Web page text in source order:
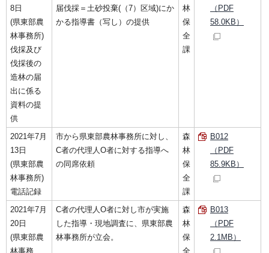
8日
(県東部農
林事務所)
伐採及び
伐採後の
造林の届
出に係る
資料の提
供
届伐採＝土砂投棄(（7）区域)にか
かる指導書（写し）の提供
林
保
全
課
（PDF
58.0KB）
2021年7月
13日
(県東部農
林事務所)
電話記録
市から県東部農林事務所に対し、
C者の代理人О者に対する指導へ
の同席依頼
森
林
保
全
課
B012
（PDF
85.9KB）
2021年7月
20日
(県東部農
林事務
C者の代理人O者に対し市が実施
した指導・現地調査に、県東部農
林事務所が立会。
森
林
保
全
B013
（PDF
2.1MB）